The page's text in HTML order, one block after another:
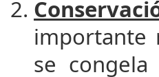
importante
se